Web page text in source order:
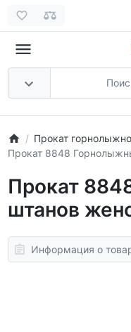
Прокат
Прокат 8848
Прокат
штанов
Информация о